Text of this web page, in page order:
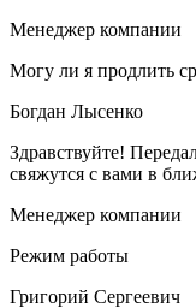
Менеджер компании
Могу ли я продлить
Богдан Лысенко
Здравствуйте!
свяжутся с вами в
Менеджер компании
Режим работы
Григорий Сергеевич